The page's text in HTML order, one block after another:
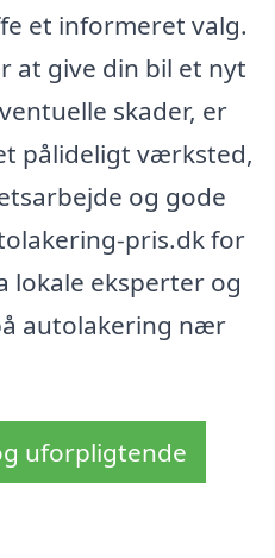
et informeret valg.
at give din bil et nyt
skader, er
pålideligt værksted,
og gode
pris.dk for
lokale eksperter og
autolakering nær
uforpligtende